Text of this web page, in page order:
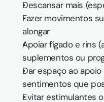
Descansar mais
Fazer movimentos
alongar
Apoiar fígado e rins
suplementos ou
Dar espaço ao
sentimentos que
Evitar estimulantes